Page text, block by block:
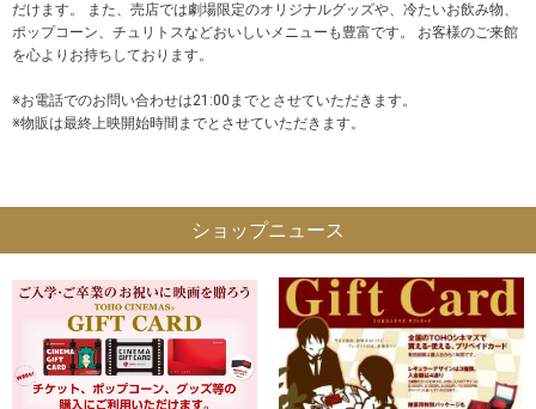
だけます。 また、売店では劇場限定のオリジナルグッズや、冷たいお飲み物、
ポップコーン、チュリトスなどおいしいメニューも豊富です。 お客様のご来館
を心よりお持ちしております。
※お電話でのお問い合わせは21:00までとさせていただきます。
※物販は最終上映開始時間までとさせていただきます。
ショップニュース